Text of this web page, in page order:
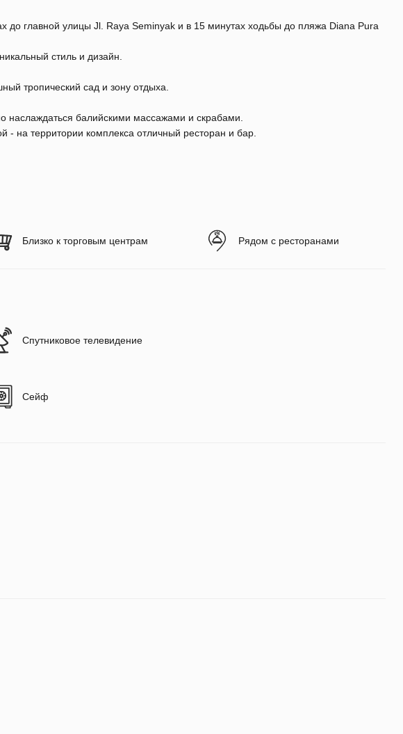
до главной улицы Jl. Raya Seminyak и в 15 минутах ходьбы до пляжа Diana Pura
стиль и дизайн.
тропический сад и зону отдыха.
наслаждаться балийскими массажами и скрабами.
на территории комплекса отличный ресторан и бар.
Близко к торговым центрам Рядом с ресторанами
Спутниковое телевидение
Сейф